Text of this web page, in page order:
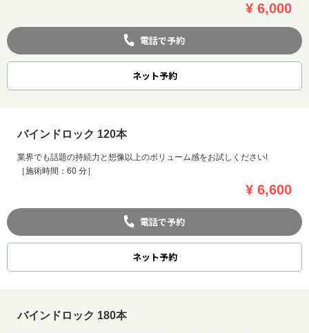
¥ 6,000
電話で予約
ネット予約
バインドロック 120本
業界でも話題の持続力と想像以上のボリューム感をお試しください!
［施術時間：60 分］
¥ 6,600
電話で予約
ネット予約
バインドロック 180本